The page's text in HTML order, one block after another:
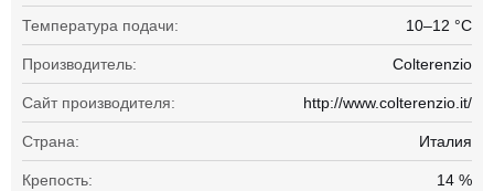
Температура подачи: 10–12 °С
Производитель: Colterenzio
Сайт производителя: http://www.colterenzio.it/
Страна: Италия
Крепость: 14 %